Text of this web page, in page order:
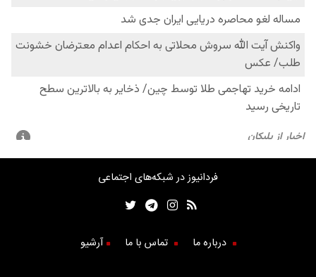
فردانیوز در شبکه‌های اجتماعی
درباره ما تماس با ما آرشیو